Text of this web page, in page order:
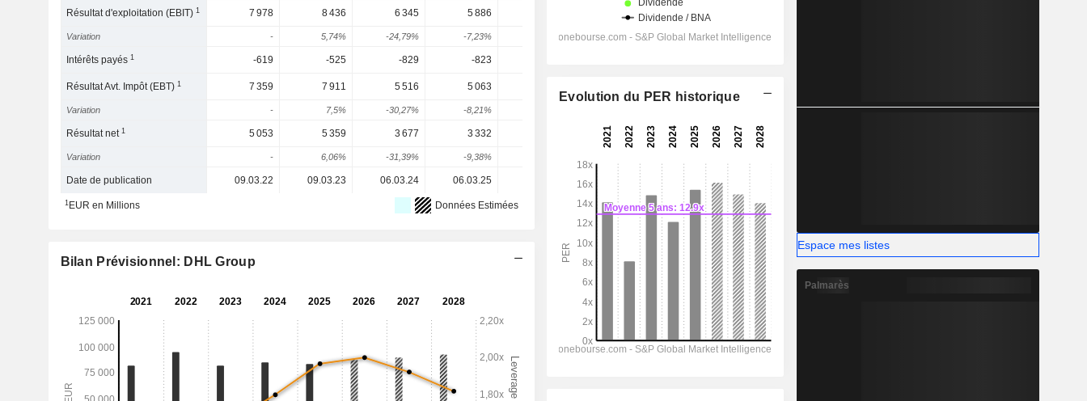
Résultat d'exploitation (EBIT)1 7 978 8 436 6 345 5 886 6 740 7 093
Variation - 5,74% -24,79% -7,23% 3,69% 10,44% 5,23% 5,48%
Intérêts payés1 -619 -525 -829 -823
Résultat Avt. Impôt (EBT)1 7 359 7 911 5 516 5 063
Variation - 7,5% -30,27% -8,21%
Résultat net1 5 053 5 359 3 677 3 332 3 863 4 067 4 331
Variation - 6,06% -31,39% -9,38%
Date de publication 09.03.22 09.03.23 06.03.24 06.03.25
1EUR en Millions Données Estimées
Bilan Prévisionnel: DHL Group
Evolution du PER historique
Espace mes listes
Palmarès